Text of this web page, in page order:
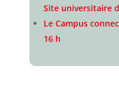
Site universitaire
Le Campus
16 h